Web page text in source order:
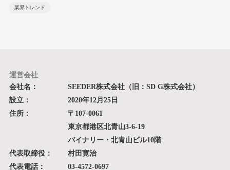
業界トレンド
運営会社
会社名：
SEEDER株式会社（旧：SD G株式会社）
設立：
2020年12月25日
住所：
〒107-0061
東京都港区北青山3-6-19
バイナリー・北青山ビル10階
代表取締役：
村田寛治
代表電話：
03-4572-0697